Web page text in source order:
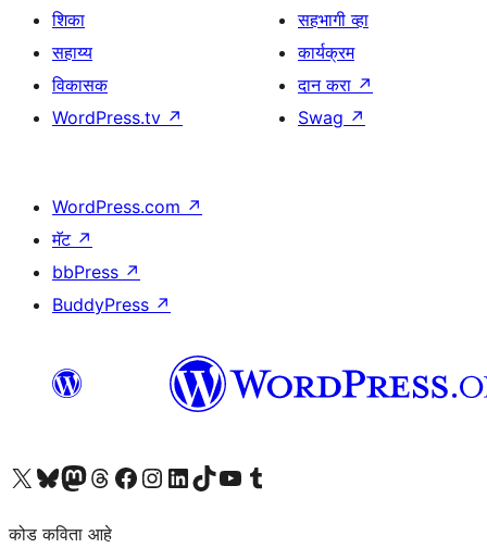
शिका
सहाय्य
विकासक
WordPress.tv ↗
सहभागी व्हा
कार्यक्रम
दान करा ↗
Swag ↗
WordPress.com ↗
मॅट ↗
bbPress ↗
BuddyPress ↗
आमच्या X (एक्स) (पूर्वीचे ट्विटर) खात्याला भेट द्या आमच्या ब्लूस्की खात्याला भेट द्या.आमच्या Mastodon खात्याला भेट द्या.आमच्या थ्रेड्स खात्याला भेट द्या. आमच्या फेसबुक पेजला भेट द्या आमच्या इंस्टाग्राम खात्याला भेट द्या आमच्या लिंक्डइन खात्याला भेट द्या आमच्या टिकटॉक अकाउंटला भेट द्या.आमच्या यूट्यूब चॅनेलला भेट द्या आमच्या टंबलर खात्याला भेट द्या.
कोड कविता आहे